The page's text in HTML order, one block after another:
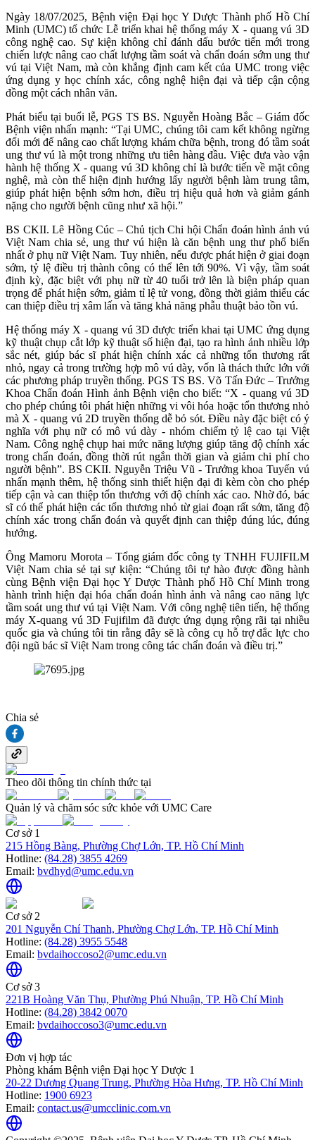
Ngày 18/07/2025, Bệnh viện Đại học Y Dược Thành phố Hồ Chí
Minh (UMC) tổ chức Lễ triển khai hệ thống máy X - quang vú 3D
công nghệ cao. Sự kiện không chỉ đánh dấu bước tiến mới trong
chiến lược nâng cao chất lượng tầm soát và chẩn đoán sớm ung thư
vú tại Việt Nam, mà còn khẳng định cam kết của UMC trong việc
ứng dụng y học chính xác, công nghệ hiện đại và tiếp cận cộng
đồng một cách nhân văn.
Phát biểu tại buổi lễ, PGS TS BS. Nguyễn Hoàng Bắc – Giám đốc
Bệnh viện nhấn mạnh: “Tại UMC, chúng tôi cam kết không ngừng
đổi mới để nâng cao chất lượng khám chữa bệnh, trong đó tầm soát
ung thư vú là một trong những ưu tiên hàng đầu. Việc đưa vào vận
hành hệ thống X - quang vú 3D không chỉ là bước tiến về mặt công
nghệ, mà còn thể hiện định hướng lấy người bệnh làm trung tâm,
giúp phát hiện bệnh sớm hơn, điều trị hiệu quả hơn và giảm gánh
nặng cho người bệnh cũng như xã hội.”
BS CKII. Lê Hồng Cúc – Chủ tịch Chi hội Chẩn đoán hình ảnh vú
Việt Nam chia sẻ, ung thư vú hiện là căn bệnh ung thư phổ biến
nhất ở phụ nữ Việt Nam. Tuy nhiên, nếu được phát hiện ở giai đoạn
sớm, tỷ lệ điều trị thành công có thể lên tới 90%. Vì vậy, tầm soát
định kỳ, đặc biệt với phụ nữ từ 40 tuổi trở lên là biện pháp quan
trọng để phát hiện sớm, giảm tỉ lệ tử vong, đồng thời giảm thiểu các
can thiệp điều trị xâm lấn và tăng khả năng phẫu thuật bảo tồn vú.
Hệ thống máy X - quang vú 3D được triển khai tại UMC ứng dụng
kỹ thuật chụp cắt lớp kỹ thuật số hiện đại, tạo ra hình ảnh nhiều lớp
sắc nét, giúp bác sĩ phát hiện chính xác cả những tổn thương rất
nhỏ, ngay cả trong trường hợp mô vú dày, vốn là thách thức lớn với
các phương pháp truyền thống. PGS TS BS. Võ Tấn Đức – Trưởng
Khoa Chẩn đoán Hình ảnh Bệnh viện cho biết: “X - quang vú 3D
cho phép chúng tôi phát hiện những vi vôi hóa hoặc tổn thương nhỏ
mà X - quang vú 2D truyền thống dễ bỏ sót. Điều này đặc biệt có ý
nghĩa với phụ nữ có mô vú dày - nhóm chiếm tỷ lệ cao tại Việt
Nam. Công nghệ chụp hai mức năng lượng giúp tăng độ chính xác
trong chẩn đoán, đồng thời rút ngắn thời gian và giảm chi phí cho
người bệnh”. BS CKII. Nguyễn Triệu Vũ - Trưởng khoa Tuyến vú
nhấn mạnh thêm, hệ thống sinh thiết hiện đại đi kèm còn cho phép
tiếp cận và can thiệp tổn thương với độ chính xác cao. Nhờ đó, bác
sĩ có thể phát hiện các tổn thương nhỏ từ giai đoạn rất sớm, tăng độ
chính xác trong chẩn đoán và quyết định can thiệp đúng lúc, đúng
hướng.
Ông Mamoru Morota – Tổng giám đốc công ty TNHH FUJIFILM
Việt Nam chia sẻ tại sự kiện: “Chúng tôi tự hào được đồng hành
cùng Bệnh viện Đại học Y Dược Thành phố Hồ Chí Minh trong
hành trình hiện đại hóa chẩn đoán hình ảnh và nâng cao năng lực
tầm soát ung thư vú tại Việt Nam. Với công nghệ tiên tiến, hệ thống
máy X-quang vú 3D Fujifilm đã được ứng dụng rộng rãi tại nhiều
quốc gia và chúng tôi tin rằng đây sẽ là công cụ hỗ trợ đắc lực cho
đội ngũ bác sĩ Việt Nam trong công tác chẩn đoán và điều trị.”
Chia sẻ
Theo dõi thông tin chính thức tại
Quản lý và chăm sóc sức khỏe với UMC Care
Cơ sở 1
215 Hồng Bàng, Phường Chợ Lớn, TP. Hồ Chí Minh
Hotline: (84.28) 3855 4269
Email: bvdhyd@umc.edu.vn
Cơ sở 2
201 Nguyễn Chí Thanh, Phường Chợ Lớn, TP. Hồ Chí Minh
Hotline: (84.28) 3955 5548
Email: bvdaihoccoso2@umc.edu.vn
Cơ sở 3
221B Hoàng Văn Thụ, Phường Phú Nhuận, TP. Hồ Chí Minh
Hotline: (84.28) 3842 0070
Email: bvdaihoccoso3@umc.edu.vn
Đơn vị hợp tác
Phòng khám Bệnh viện Đại học Y Dược 1
20-22 Dương Quang Trung, Phường Hòa Hưng, TP. Hồ Chí Minh
Hotline: 1900 6923
Email: contact.us@umcclinic.com.vn